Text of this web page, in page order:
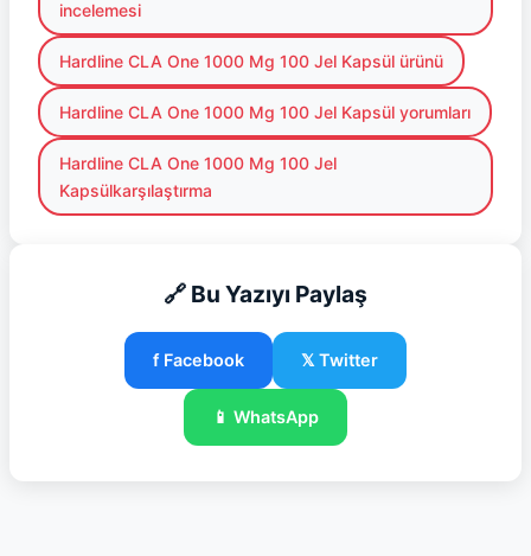
incelemesi
Hardline CLA One 1000 Mg 100 Jel Kapsül ürünü
Hardline CLA One 1000 Mg 100 Jel Kapsül yorumları
Hardline CLA One 1000 Mg 100 Jel
Kapsülkarşılaştırma
🔗 Bu Yazıyı Paylaş
f Facebook 𝕏 Twitter
📱 WhatsApp